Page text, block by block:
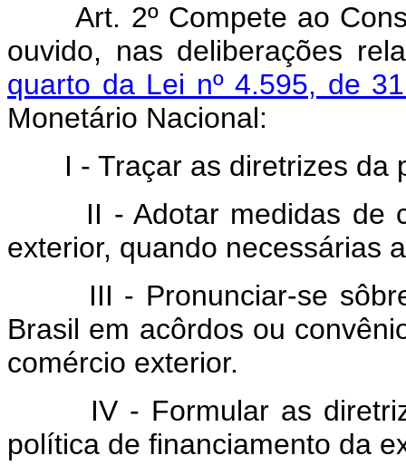
Art. 2º Compete ao
ouvido, nas deliberações
quarto da Lei nº 4.595, de
Monetário Nacional:
I - Traçar as diretrizes da
II - Adotar medidas de
exterior, quando necessárias
III - Pronunciar-se sôbre
Brasil em acôrdos ou
comércio exterior.
IV - Formular as
política de financiamento da